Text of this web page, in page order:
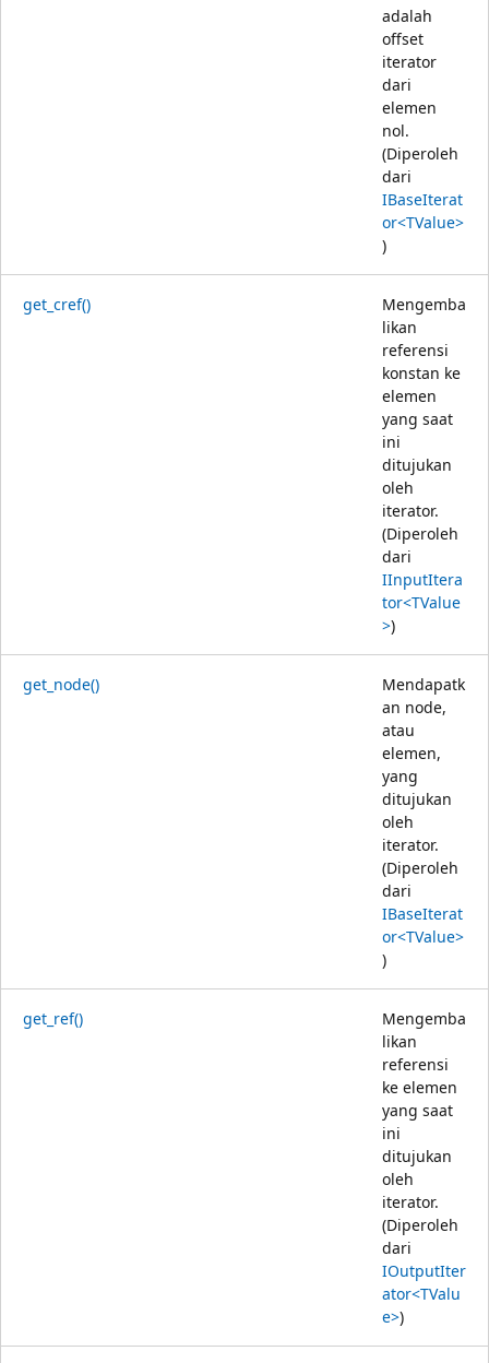
adalah
offset
iterator
dari
elemen
nol.
(Diperoleh
dari
IBaseIterat
or<TValue>
)
get_cref()
Mengemba
likan
referensi
konstan ke
elemen
yang saat
ini
ditujukan
oleh
iterator.
(Diperoleh
dari
IInputItera
tor<TValue
>)
get_node()
Mendapatk
an node,
atau
elemen,
yang
ditujukan
oleh
iterator.
(Diperoleh
dari
IBaseIterat
or<TValue>
)
get_ref()
Mengemba
likan
referensi
ke elemen
yang saat
ini
ditujukan
oleh
iterator.
(Diperoleh
dari
IOutputIter
ator<TValu
e>)